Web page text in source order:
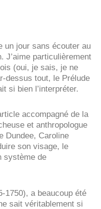
un jour sans écouter au
J’aime particulièrement
(oui, je sais, je ne
dessus tout, le Prélude
si bien l’interpréter.
accompagné de la
et anthropologue
­Dundee, Caroline
son visage, le
système de
1750), a beaucoup été
sait véritablement si